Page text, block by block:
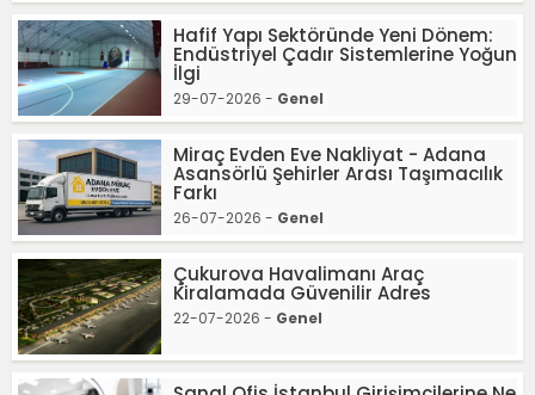
Hafif Yapı Sektöründe Yeni Dönem:
Endüstriyel Çadır Sistemlerine Yoğun
İlgi
29-07-2026 - Genel
Miraç Evden Eve Nakliyat - Adana
Asansörlü Şehirler Arası Taşımacılık
Farkı
26-07-2026 - Genel
Çukurova Havalimanı Araç
Kiralamada Güvenilir Adres
22-07-2026 - Genel